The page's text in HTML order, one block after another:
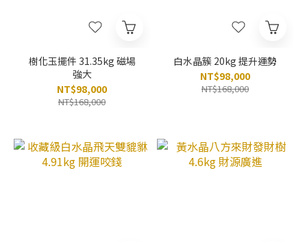
樹化玉擺件 31.35kg 磁場
強大
NT$98,000
NT$168,000
白水晶簇 20kg 提升運勢
NT$98,000
NT$168,000